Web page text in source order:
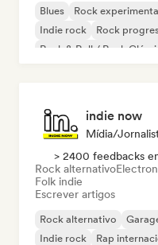
Blues Rock
Indie rock
Rock
Rock & Roll / Rock
indie now
Mídia/
> 2400 feedbacks
Rock alternativo
Folk indie
Escrever artigos
Rock alternativo
Indie rock
Rap